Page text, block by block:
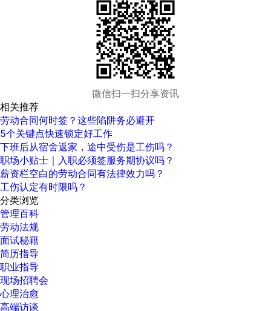
微信扫一扫分享资讯
相关推荐
劳动合同何时签？这些陷阱务必避开
5个关键点快速锁定好工作
下班后从宿舍返家，途中受伤是工伤吗？
职场小贴士｜入职必须签服务期协议吗？
薪资栏空白的劳动合同有法律效力吗？
工伤认定有时限吗？
分类浏览
管理百科
劳动法规
面试秘籍
简历指导
职业指导
现场招聘会
心理治愈
高端访谈